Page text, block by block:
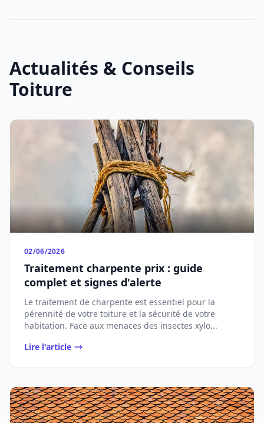
Actualités & Conseils
Toiture
02/06/2026
Traitement charpente prix : guide
complet et signes d'alerte
Le traitement de charpente est essentiel pour la
pérennité de votre toiture et la sécurité de votre
habitation. Face aux menaces des insectes xylo...
Lire l'article